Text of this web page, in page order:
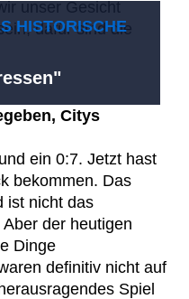
unser Gesicht
dafür sind die
HISTORISCHE
Citys
ein 0:7. Jetzt hast
bekommen. Das
ist nicht das
der heutigen
Dinge
definitiv nicht auf
Spiel